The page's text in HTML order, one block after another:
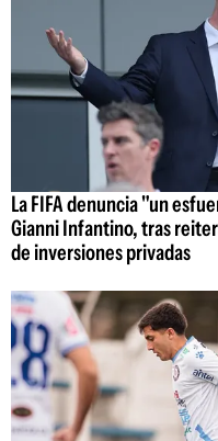
La FIFA denuncia "un
Gianni Infantino, tras
de inversiones privadas